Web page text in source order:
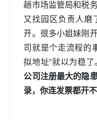
趟市场监管局和税
又找园区负责人磨
开。很多小姐妹刚
司就是个走流程的
拟地址”就以为稳了。
公司注册最大的隐
录，你连发票都开